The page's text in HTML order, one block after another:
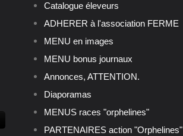
Catalogue éleveurs
ADHERER à l'association FERME
MENU en images
MENU bonus journaux
Annonces, ATTENTION.
Diaporamas
MENUS races "orphelines"
PARTENAIRES action "Orphelines"